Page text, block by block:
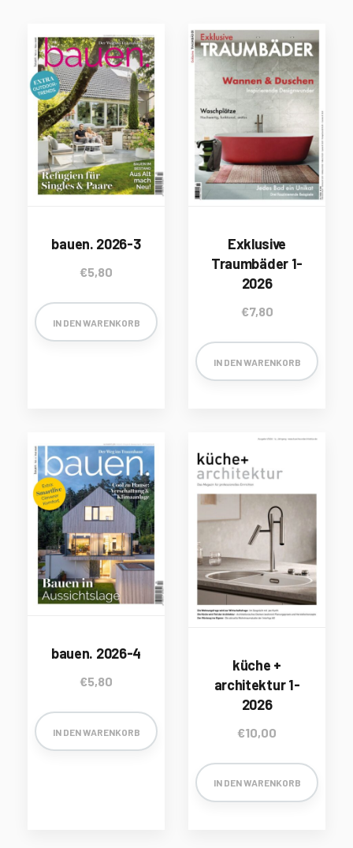
bauen. 2026-3
€5,80
IN DEN WARENKORB
Exklusive
Traumbäder 1-
2026
€7,80
IN DEN WARENKORB
bauen. 2026-4
€5,80
IN DEN WARENKORB
küche +
architektur 1-
2026
€10,00
IN DEN WARENKORB